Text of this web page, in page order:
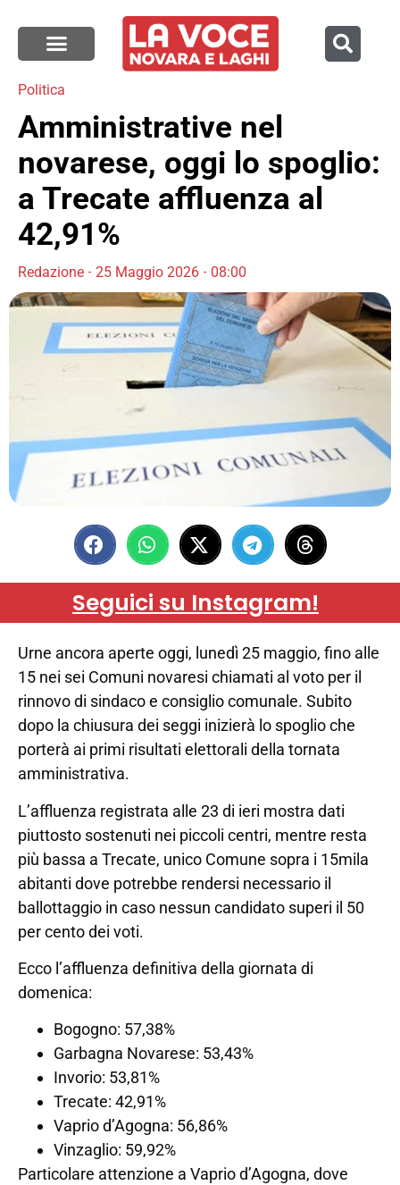
Politica
Amministrative nel
novarese, oggi lo spoglio:
a Trecate affluenza al
42,91%
Redazione 25 Maggio 2026 08:00
Seguici su Instagram!
Urne ancora aperte oggi, lunedì 25 maggio, fino alle
15 nei sei Comuni novaresi chiamati al voto per il
rinnovo di sindaco e consiglio comunale. Subito
dopo la chiusura dei seggi inizierà lo spoglio che
porterà ai primi risultati elettorali della tornata
amministrativa.
L’affluenza registrata alle 23 di ieri mostra dati
piuttosto sostenuti nei piccoli centri, mentre resta
più bassa a Trecate, unico Comune sopra i 15mila
abitanti dove potrebbe rendersi necessario il
ballottaggio in caso nessun candidato superi il 50
per cento dei voti.
Ecco l’affluenza definitiva della giornata di
domenica:
Bogogno: 57,38%
Garbagna Novarese: 53,43%
Invorio: 53,81%
Trecate: 42,91%
Vaprio d’Agogna: 56,86%
Vinzaglio: 59,92%
Particolare attenzione a Vaprio d’Agogna, dove